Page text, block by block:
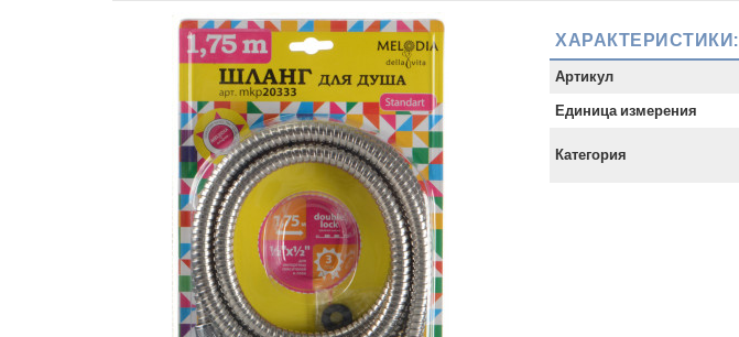
ХАРАКТЕРИСТИКИ:
Артикул
Единица измерения
Категория